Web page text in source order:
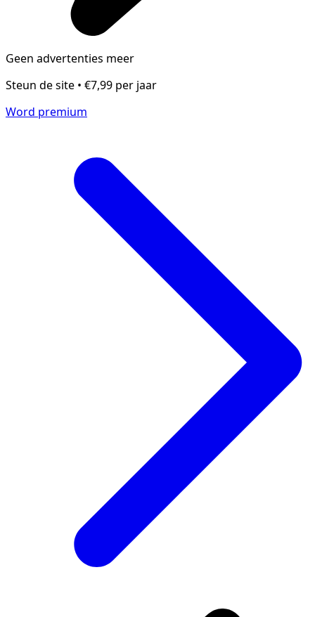
Geen advertenties meer
Steun de site • €7,99 per jaar
Word premium